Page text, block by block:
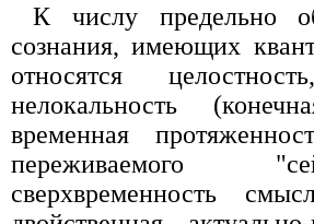
К числу предельно
сознания, имеющих
относятся
нелокальность
временная
переживаемого
сверхвременность